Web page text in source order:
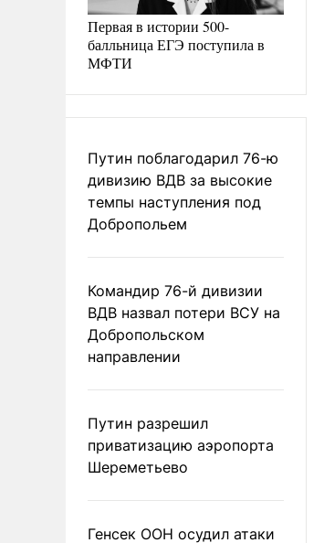
Первая в истории 500-
балльница ЕГЭ поступила в
МФТИ
Путин поблагодарил 76-ю
дивизию ВДВ за высокие
темпы наступления под
Добропольем
Командир 76-й дивизии
ВДВ назвал потери ВСУ на
Добропольском
направлении
Путин разрешил
приватизацию аэропорта
Шереметьево
Генсек ООН осудил атаки